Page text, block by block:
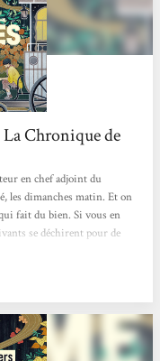
Chronique de
en chef adjoint du
les dimanches matin. Et on
fait du bien. Si vous en
se déchirent pour de
Si l’actualité vous